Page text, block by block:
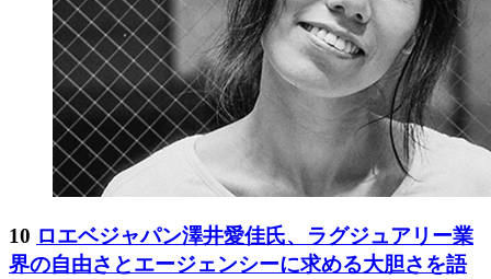
10 ロエベジャパン澤井愛佳氏、ラグジュアリー業
界の自由さとエージェンシーに求める大胆さを語